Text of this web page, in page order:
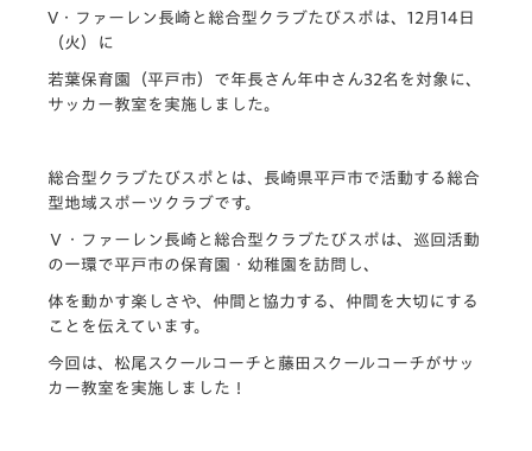
V・ファーレン長崎と総合型クラブたびスポは、12月14日
（火）に
若葉保育園（平戸市）で年長さん年中さん32名を対象に、
サッカー教室を実施しました。
総合型クラブたびスポとは、長崎県平戸市で活動する総合
型地域スポーツクラブです。
Ｖ・ファーレン長崎と総合型クラブたびスポは、巡回活動
の一環で平戸市の保育園・幼稚園を訪問し、
体を動かす楽しさや、仲間と協力する、仲間を大切にする
ことを伝えています。
今回は、松尾スクールコーチと藤田スクールコーチがサッ
カー教室を実施しました！